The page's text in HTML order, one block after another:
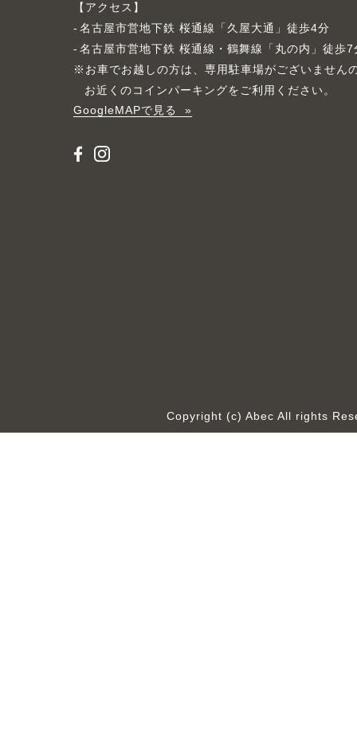
アクセス
名古屋市営地下鉄 桜通線「久屋大通」徒歩4分
名古屋市営地下鉄 桜通線・鶴舞線「丸の内」徒歩7
※お車でお越しの方は、専用駐車場がございません
お近くのコインパーキングをご利用ください。
GoogleMAPで見る
Copyright (c) Abec All rights